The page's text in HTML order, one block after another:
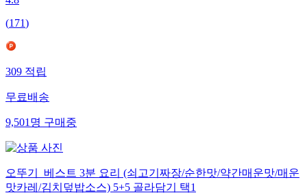
(171)
309 적립
무료배송
9,501 명 구매중
오뚜기_베스트 3분 요리 (쇠고기짜장/순한맛/약간매운맛/매운
맛카레/김치덮밥소스) 5+5 골라담기 택1